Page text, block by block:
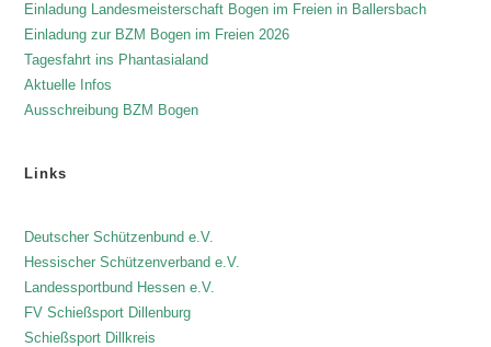
Einladung Landesmeisterschaft Bogen im Freien in Ballersbach
Einladung zur BZM Bogen im Freien 2026
Tagesfahrt ins Phantasialand
Aktuelle Infos
Ausschreibung BZM Bogen
Links
Deutscher Schützenbund e.V.
Hessischer Schützenverband e.V.
Landessportbund Hessen e.V.
FV Schießsport Dillenburg
Schießsport Dillkreis